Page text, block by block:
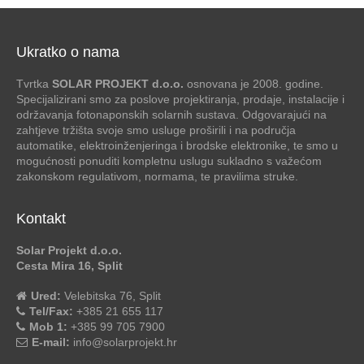
Ukratko o nama
Tvrtka SOLAR PROJEKT d.o.o. osnovana je 2008. godine.
Specijalizirani smo za poslove projektiranja, prodaje, instalacije i
održavanja fotonaponskih solarnih sustava. Odgovarajući na
zahtjeve tržišta svoje smo usluge proširili i na područja
automatike, elektroinženjeringa i brodske elektronike, te smo u
mogućnosti ponuditi kompletnu uslugu sukladno s važećom
zakonskom regulativom, normama, te pravilima struke.
Kontakt
Solar Projekt d.o.o.
Cesta Mira 16, Split
Ured: Velebitska 76, Split
Tel/Fax: +385 21 655 117
Mob 1: +385 99 705 7900
E-mail: info@solarprojekt.hr